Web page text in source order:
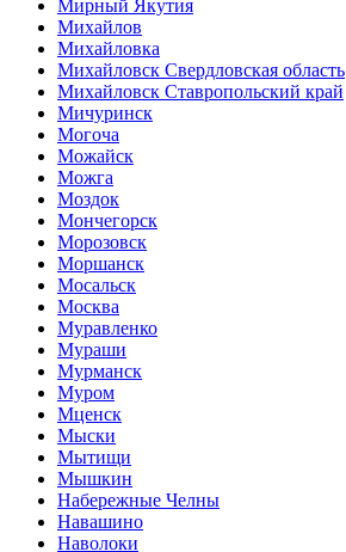
Мирный Якутия
Михайлов
Михайловка
Михайловск Свердловская область
Михайловск Ставропольский край
Мичуринск
Могоча
Можайск
Можга
Моздок
Мончегорск
Морозовск
Моршанск
Мосальск
Москва
Муравленко
Мураши
Мурманск
Муром
Мценск
Мыски
Мытищи
Мышкин
Набережные Челны
Навашино
Наволоки